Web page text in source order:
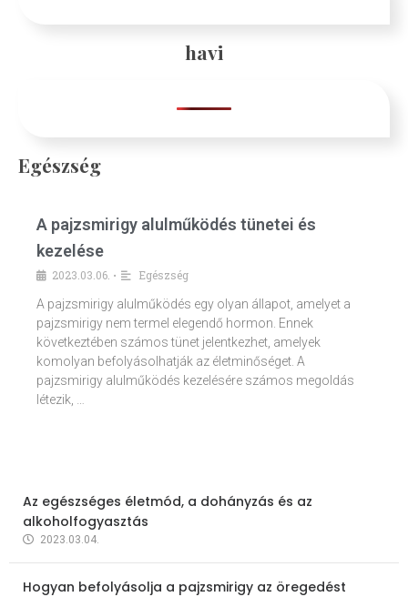
havi
Egészség
A pajzsmirigy alulműködés tünetei és
kezelése
2023.03.06. •
Egészség
A pajzsmirigy alulműködés egy olyan állapot, amelyet a
pajzsmirigy nem termel elegendő hormon. Ennek
következtében számos tünet jelentkezhet, amelyek
komolyan befolyásolhatják az életminőséget. A
pajzsmirigy alulműködés kezelésére számos megoldás
létezik, …
Az egészséges életmód, a dohányzás és az
alkoholfogyasztás
2023.03.04.
Hogyan befolyásolja a pajzsmirigy az öregedést